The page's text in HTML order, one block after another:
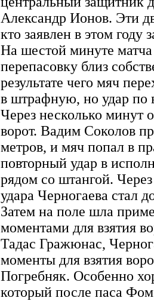
Александр Ионов. Эти
кто заявлен в этом году
На шестой минуте
перепасовку близ
результате чего мяч
в штрафную, но удар по
Через несколько минут
ворот. Вадим Соколов
метров, и мяч попал в
повторный удар в
рядом со штангой.
удара Черногаева стал
Затем на поле шла
моментами для взятия
Тадас Гражюнас,
моменты для взятия
Погребняк. Особенно
который после паса